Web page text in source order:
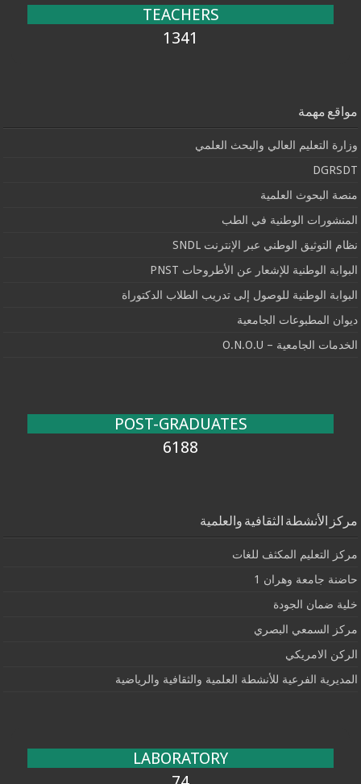
TEACHERS
1341
مواقع مهمة
وزارة التعليم العالي والبحث العلمي
DGRSDT
منصة البحوث العلمية
المنشورات الوطنية في الطب
نظام التوثيق الوطني عبر الإنترنت SNDL
البوابة الوطنية للإشعار عن الأطروحات PNST
البوابة الوطنية للوصول إلى تدريب الطلاب الدكتوراة
ديوان المطبوعات الجامعية
الخدمات الجامعية – O.N.O.U
POST-GRADUATES
6188
مركز الأنشطة الثقافية والعلمية
مركز التعليم المكثف للغات
حاضنة جامعة وهران 1
خلية ضمان الجودة
مركز السمعي البصري
الركن الامريكي
المديرية الفرعية للأنشطة العلمية والثقافية والرياضية
LABORATORY